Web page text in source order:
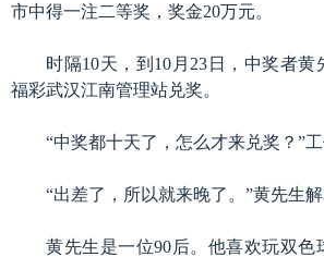
市中得一注二等奖，奖金20万元。
时隔10天，到10月23日，中奖者
福彩武汉江南管理站兑奖。
“中奖都十天了，怎么才来兑奖？”工
“出差了，所以就来晚了。”黄先生解
黄先生是一位90后。他喜欢玩双色